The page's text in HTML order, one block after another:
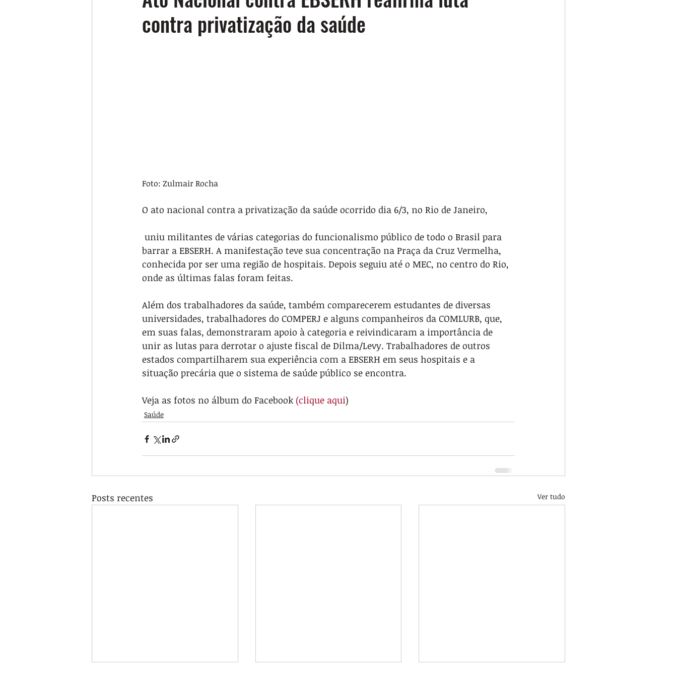
contra privatização da saúde
Foto: Zulmair Rocha
O ato nacional contra a privatização da saúde ocorrido dia 6/3, no Rio de Janeiro,
barrar a EBSERH. A manifestação teve sua concentração na Praça da Cruz Vermelha,
conhecida por ser uma região de hospitais. Depois seguiu até o MEC, no centro do Rio,
onde as últimas falas foram feitas.
Além dos trabalhadores da saúde, também comparecerem estudantes de diversas
universidades, trabalhadores do COMPERJ e alguns companheiros da COMLURB, que,
em suas falas, demonstraram apoio à categoria e reivindicaram a importância de
unir as lutas para derrotar o ajuste fiscal de Dilma/Levy. Trabalhadores de outros
estados compartilharem sua experiência com a EBSERH em seus hospitais e a
situação precária que o sistema de saúde público se encontra.
Veja as fotos no álbum do Facebook (clique aqui)
Saúde
Posts recentes Ver tudo